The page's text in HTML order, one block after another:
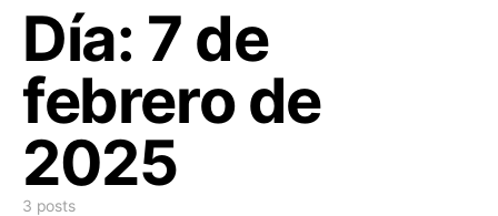
Día: 7 de
febrero de
2025
3 posts